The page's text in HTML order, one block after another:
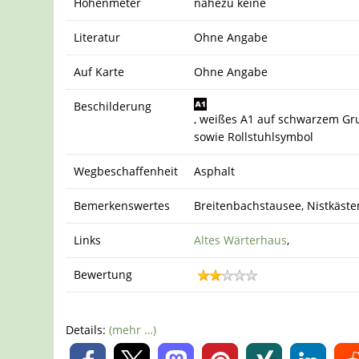
Literatur Ohne Angabe
Auf Karte Ohne Angabe
Beschilderung
, weißes A1 auf schwarzem
sowie Rollstuhlsymbol
Wegbeschaffenheit Asphalt
Bemerkenswertes Breitenbachstausee,
Links Altes Wärterhaus,
Bewertung
Details:(mehr …)